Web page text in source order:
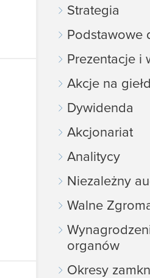
Strategia
Podstawowe
Prezentacje i
Akcje na
Dywidenda
Akcjonariat
Analitycy
Niezależny
Walne
organów
Okresy